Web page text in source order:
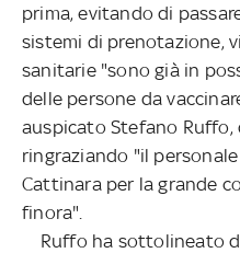
prima, evitando di
sistemi di prenotazione,
sanitarie "sono già in
delle persone da
auspicato Stefano Ruffo,
ringraziando "il
Cattinara per la grande
finora".
Ruffo ha sottolineato